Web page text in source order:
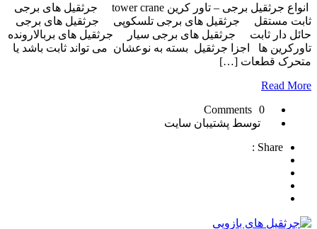
انواع جرثقیل برجی – تاور کرین tower crane جرثقیل های برجی
ثابت مستقل جرثقیل های برجی تلسکوپی جرثقیل های برجی
حائل دار ثابت جرثقیل های برجی سیار جرثقیل های بربالارونده
تاورکرین ها اجزا جرثقیل بسته به نوعشان می تواند ثابت باشد یا
متحرک قطعات […]
Read More
0 Comments
توسط پشتیبان سایت
Share :